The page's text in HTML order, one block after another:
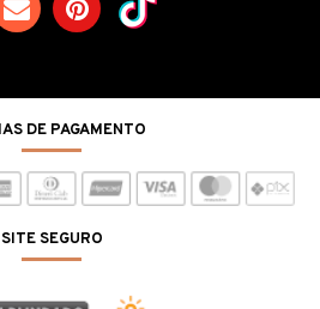
DE PAGAMENTO
SITE SEGURO